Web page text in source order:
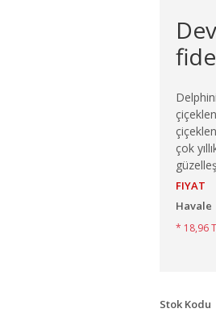
çok
FIYAT
Havale
* 18,96
Stok Kodu